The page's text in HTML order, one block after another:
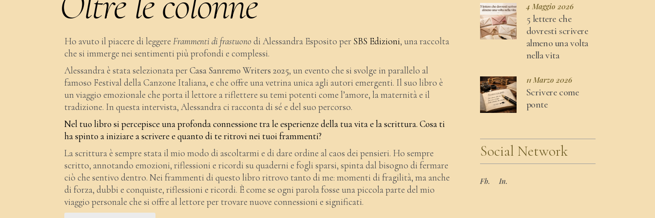
Ho avuto il piacere di leggere Frammenti di frastuono di Alessandra Esposito per SBS Edizioni, una raccolta
che si immerge nei sentimenti più profondi e complessi.
Alessandra è stata selezionata perCasa Sanremo Writers 2025, un evento che si svolge in parallelo al
famoso Festival della Canzone Italiana, e che offre una vetrina unica agli autori emergenti. Il suo libro è
un viaggio emozionale che porta il lettore a riflettere su temi potenti come l’amore, la maternità e il
tradizione. In questa intervista, Alessandra ci racconta di sé e del suo percorso.
Nel tuo libro si percepisce una profonda connessione tra le esperienze della tua vita e la scrittura. Cosa ti
ha spinto a iniziare a scrivere e quanto di te ritrovi nei tuoi frammenti?
La scrittura è sempre stata il mio modo di ascoltarmi e di dare ordine al caos dei pensieri. Ho sempre
scritto, annotando emozioni, riflessioni e ricordi su quaderni e fogli sparsi, spinta dal bisogno di fermare
ciò che sentivo dentro. Nei frammenti di questo libro ritrovo tanto di me: momenti di fragilità, ma anche
di forza, dubbi e conquiste, riflessioni e ricordi. È come se ogni parola fosse una piccola parte del mio
viaggio personale che si offre al lettore per trovare nuove connessioni e significati.
4 Maggio 2026
5 lettere che
dovresti scrivere
almeno una volta
nella vita
11 Marzo 2026
Scrivere come
ponte
Social Network
Fb. In.